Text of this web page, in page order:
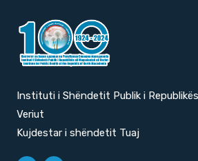
Instituti i Shëndetit Publik i
Veriut
Kujdestar i shëndetit Tuaj